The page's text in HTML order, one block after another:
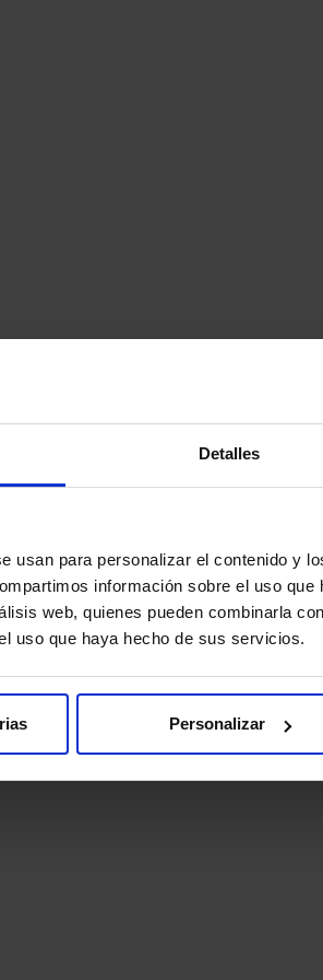
Detalles
usan para personalizar el contenido y
información sobre el uso
web, quienes pueden combinarla
uso que haya hecho de sus servicios.
Personalizar